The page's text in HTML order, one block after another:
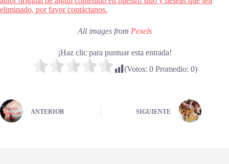
eliminado, por favor contáctanos.
All images from Pexels
¡Haz clic para puntuar esta entrada!
(Votos: 0Promedio: 0)
ANTERIOR SIGUIENTE